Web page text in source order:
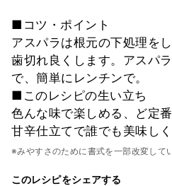
■コツ・ポイント
アスパラは根元の下処理を
歯切れ良くします。アスパ
で、簡単にレンチンで。
■このレシピの生い立ち
色んな味で楽しめる、ど定
甘辛仕立てで誰でも美味しく
※みやすさのために書式を一部改変して
このレシピをシェアする